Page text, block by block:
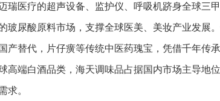
瑞医疗的超声设备、监护仪、呼吸机跻身全球三
玻尿酸原料市场，支撑全球医美、美妆产业发展
产替代，片仔癀等传统中医药瑰宝，凭借千年传
高端白酒品类，海天调味品占据国内市场主导地
求。